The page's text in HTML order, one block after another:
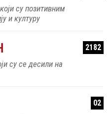
су позитивним
и културу
2182
су се десили на
02